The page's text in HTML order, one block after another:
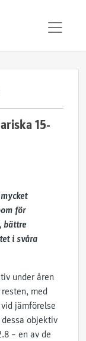
15-
för
bättre
i svåra
under åren
med
jämförelse
objektiv
– en av de